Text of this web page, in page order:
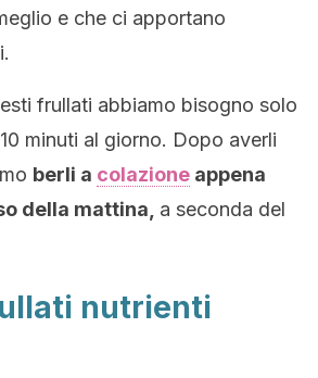
e che ci apportano
frullati abbiamo bisogno solo
minuti al giorno. Dopo averli
berli a colazione appena
della mattina, a seconda del
nutrienti